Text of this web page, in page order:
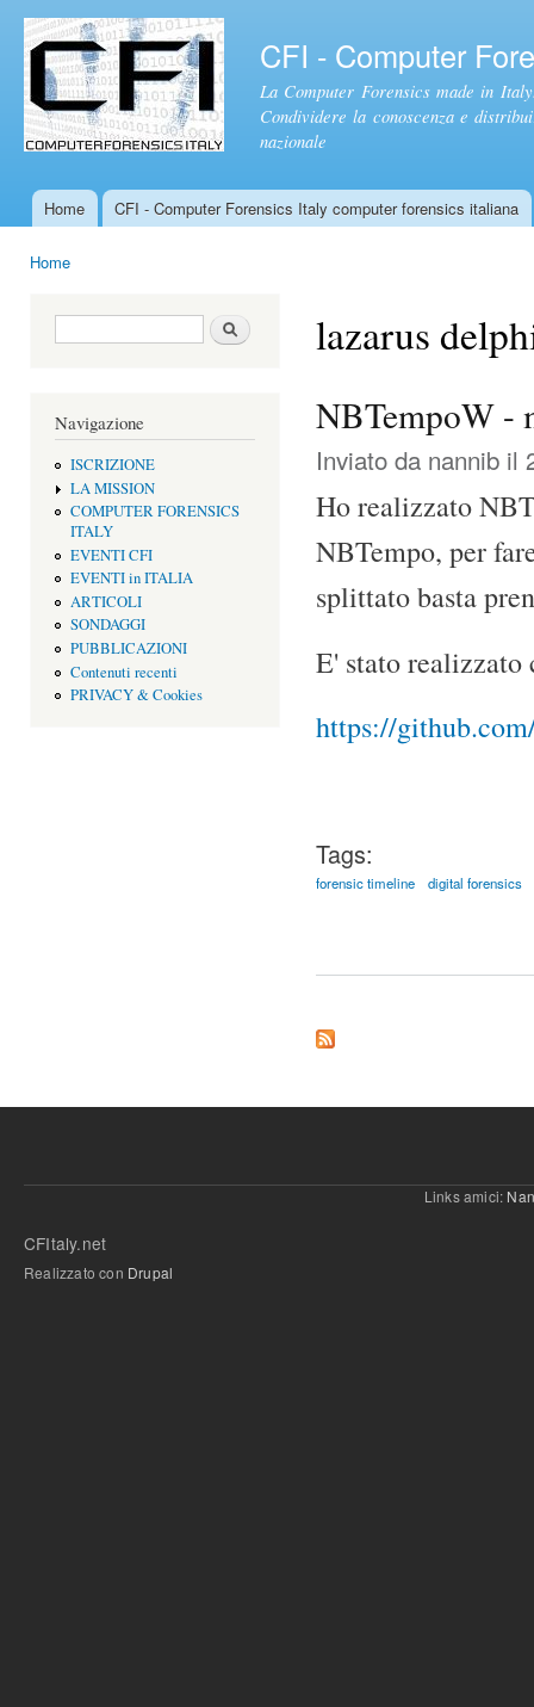
CFI - Computer
La Computer Forensics made in
Condividere la conoscenza e
nazionale
Menu principale
Home CFI - Computer Forensics Italy computer forensics italiana
Home
Form di ricerca Cerca
Navigazione
ISCRIZIONE
LA MISSION
COMPUTER FORENSICS
ITALY
EVENTI CFI
EVENTI in ITALIA
ARTICOLI
SONDAGGI
PUBBLICAZIONI
Contenuti recenti
PRIVACY & Cookies
lazarus
NBTempoW -
Inviato da nannib il
Ho realizzato
NBTempo, per
splittato basta
E' stato
https://
Tags:
forensic timeline digital forensics
Links amici:
CFItaly.net
Realizzato con Drupal